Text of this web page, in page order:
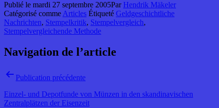
Publié le mardi 27 septembre 2005Par Hendrik Mäkeler
Catégorisé comme Articles Étiqueté Geldgeschichtliche
Nachrichten, Stempelkritik, Stempelvergleich,
Stempelvergleichende Methode
Navigation de l’article
Publication précédente
Einzel- und Depotfunde von Münzen in den skandinavischen
Zentralplätzen der Eisenzeit